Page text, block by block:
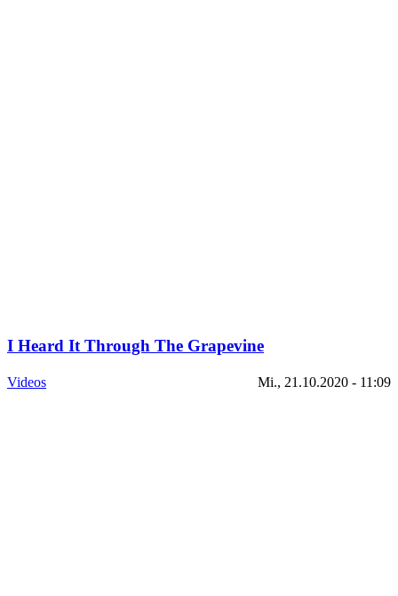
I Heard It Through The Grapevine
Videos Mi., 21.10.2020 - 11:09